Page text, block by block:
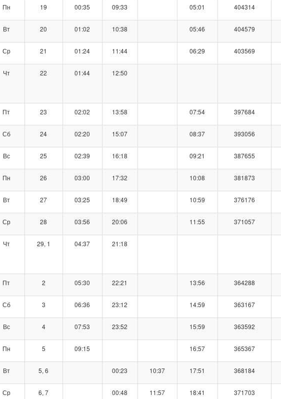
Пн 19 00:35 09:33 05:01 404314
Вт 20 01:02 10:38 05:46 404579
Ср 21 01:24 11:44 06:29 403569
Чт 22 01:44 12:50
Пт 23 02:02 13:58 07:54 397684
Сб 24 02:20 15:07 08:37 393056
Вс 25 02:39 16:18 09:21 387655
Пн 26 03:00 17:32 10:08 381873
Вт 27 03:25 18:49 10:59 376176
Ср 28 03:56 20:06 11:55 371057
Чт 29, 1 04:37 21:18
Пт 2 05:30 22:21 13:56 364288
Сб 3 06:36 23:12 14:59 363167
Вс 4 07:53 23:52 15:59 363592
Пн 5 09:15 16:57 365367
Вт 5, 6 00:23 10:37 17:51 368184
Ср 6, 7 00:48 11:57 18:41 371703